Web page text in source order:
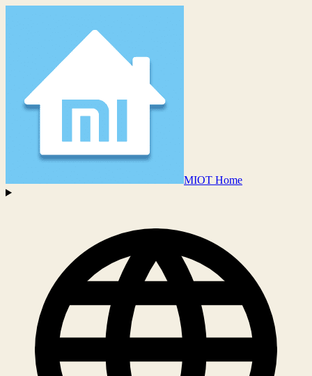
MIOT Home